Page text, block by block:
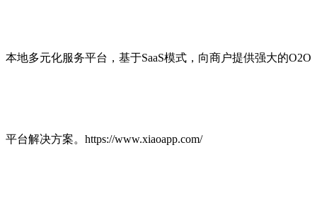
本地多元化服务平台，基于SaaS模式，向商户提供强大的O2O
平台解决方案。https://www.xiaoapp.com/